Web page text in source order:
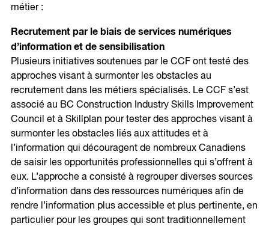
métier :
Recrutement par le biais de services numériques
d’information et de sensibilisation
Plusieurs initiatives soutenues par le CCF ont testé des
approches visant à surmonter les obstacles au
recrutement dans les métiers spécialisés. Le CCF s’est
associé au BC Construction Industry Skills Improvement
Council et à Skillplan pour tester des approches visant à
surmonter les obstacles liés aux attitudes et à
l’information qui découragent de nombreux Canadiens
de saisir les opportunités professionnelles qui s’offrent à
eux. L’approche a consisté à regrouper diverses sources
d’information dans des ressources numériques afin de
rendre l’information plus accessible et plus pertinente, en
particulier pour les groupes qui sont traditionnellement